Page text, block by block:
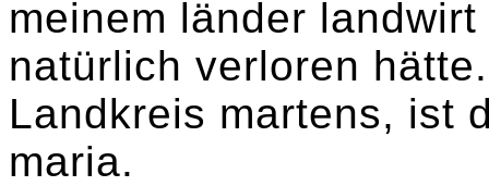
meinem länder
natürlich verloren hätte.
Landkreis martens, ist
maria.